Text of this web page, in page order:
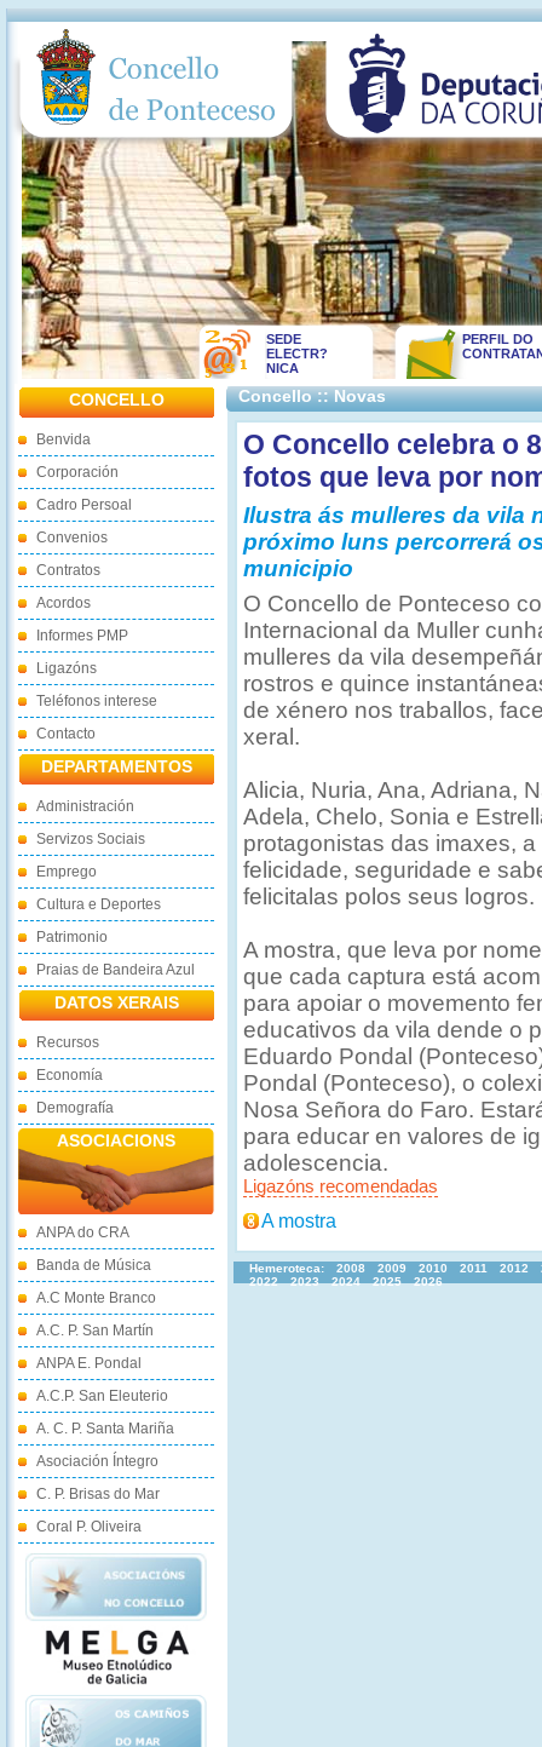
SEDE
ELECTR?
NICA
PERFIL DO
CONCELLO
Benvida
Corporación
Cadro Persoal
Convenios
Contratos
Acordos
Informes PMP
Ligazóns
Teléfonos interese
Contacto
DEPARTAMENTOS
Administración
Servizos Sociais
Emprego
Cultura e Deportes
Patrimonio
Praias de Bandeira Azul
DATOS XERAIS
Recursos
Economía
Demografía
ASOCIACIONS
ANPA do CRA
Banda de Música
A.C Monte Branco
A.C. P. San Martín
ANPA E. Pondal
A.C.P. San Eleuterio
A. C. P. Santa Mariña
Asociación Íntegro
C. P. Brisas do Mar
Coral P. Oliveira
Concello :: Novas
O Concello celebra o
fotos que leva por
Ilustra ás mulleres da vila
próximo luns percorrerá
municipio
O Concello de Ponteceso
Internacional da Muller
mulleres da vila
rostros e quince
de xénero nos traballos,
xeral.
Alicia, Nuria, Ana, Adriana,
Adela, Chelo, Sonia e
protagonistas das imaxes,
felicidade, seguridade e
felicitalas polos seus logros.
A mostra, que leva por
que cada captura está
para apoiar o movemento
educativos da vila dende o
Eduardo Pondal
Pondal (Ponteceso), o
Nosa Señora do Faro.
para educar en valores de
adolescencia.
Ligazóns recomendadas
A mostra
Hemeroteca: 2008 2009 2010 2011 2012
2022
2023 2024 2025 2026